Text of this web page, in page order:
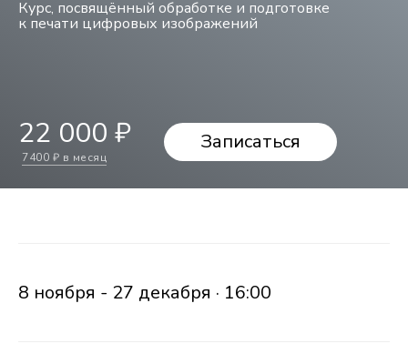
Курс, посвящённый обработке и подготовке
к печати цифровых изображений
22 000 ₽
7400 ₽ в месяц
Записаться
8 ноября - 27 декабря · 16:00